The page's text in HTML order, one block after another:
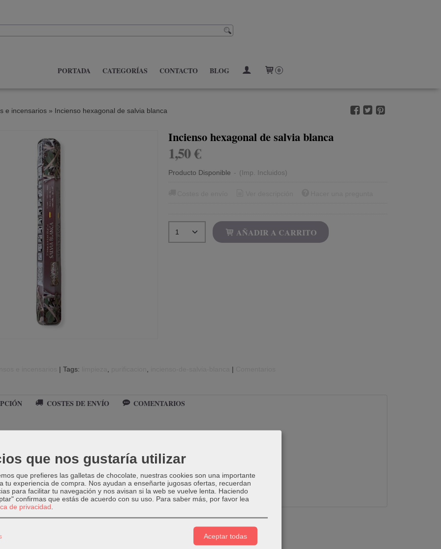
PORTADA CATEGORÍAS CONTACTO BLOG 0
e incensarios» Incienso hexagonal de salvia blanca
Incienso hexagonal de salvia blanca
1,50 €
Producto Disponible - (Imp. Incluidos)
AÑADIR A CARRITO
| Tags: |
COSTES DE ENVÍO COMENTARIOS
limpieza.
que nos gustaría utilizar
que prefieres las galletas de chocolate, nuestras cookies son una importante
tu experiencia de compra. Nos ayudan a enseñarte jugosas ofertas, recuerdan
para facilitar tu navegación y nos avisan si la web se vuelve lenta. Haciendo
confirmas que estás de acuerdo con su uso. Para saber más, por favor lea
de privacidad
Aceptar todas